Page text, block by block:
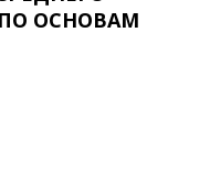
ОСНОВАМ